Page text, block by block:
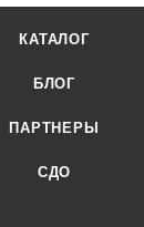
КАТАЛОГ
БЛОГ
ПАРТНЕРЫ
СДО